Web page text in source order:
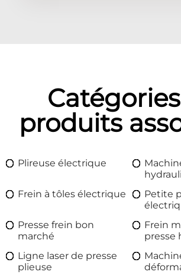
produits
Plireuse électrique
Frein à tôles électrique
Petite
Presse frein bon
marché
Frein
presse
Ligne laser de presse
plieuse